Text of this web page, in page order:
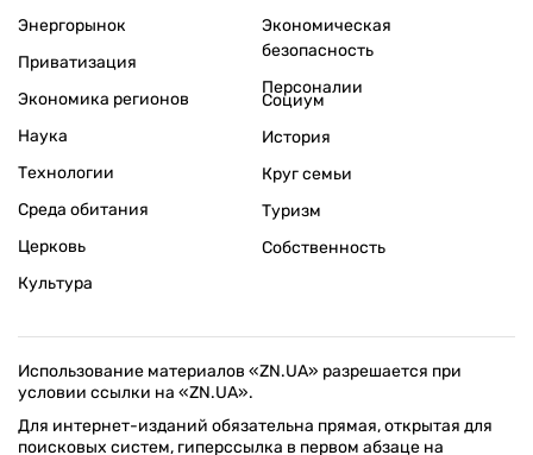
Энергорынок
Приватизация
Экономика регионов
Экономическая
безопасность
Персоналии
Наука
Технологии
Среда обитания
Церковь
Культура
Социум
История
Круг семьи
Туризм
Собственность
Использование материалов «ZN.UA» разрешается при
условии ссылки на «ZN.UA».
Для интернет-изданий обязательна прямая, открытая для
поисковых систем, гиперссылка в первом абзаце на